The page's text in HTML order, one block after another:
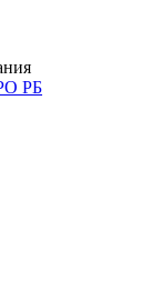
РБ